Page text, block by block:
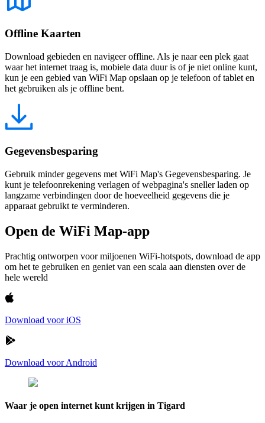
Offline Kaarten
Download gebieden en navigeer offline. Als je naar een plek gaat
waar het internet traag is, mobiele data duur is of je niet online kunt,
kun je een gebied van WiFi Map opslaan op je telefoon of tablet en
het gebruiken als je offline bent.
Gegevensbesparing
Gebruik minder gegevens met WiFi Map's Gegevensbesparing. Je
kunt je telefoonrekening verlagen of webpagina's sneller laden op
langzame verbindingen door de hoeveelheid gegevens die je
apparaat gebruikt te verminderen.
Open de WiFi Map-app
Prachtig ontworpen voor miljoenen WiFi-hotspots, download de app
om het te gebruiken en geniet van een scala aan diensten over de
hele wereld
Download voor iOS
Download voor Android
Waar je open internet kunt krijgen in Tigard